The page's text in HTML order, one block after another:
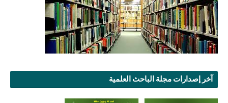
آخر إصدارات مجلة الباحث العلمية